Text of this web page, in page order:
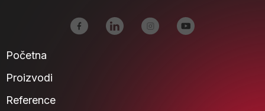
Početna
Proizvodi
Reference